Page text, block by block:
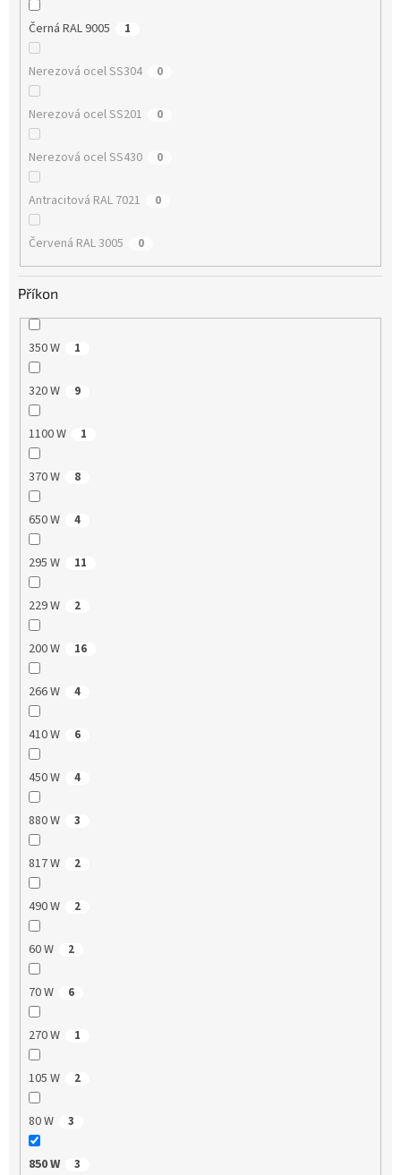
Černá RAL 9005 1
Nerezová ocel SS304 0
Nerezová ocel SS201 0
Nerezová ocel SS430 0
Antracitová RAL 7021 0
Červená RAL 3005 0
Příkon
350 W 1
320 W 9
1100 W 1
370 W 8
650 W 4
295 W 11
229 W 2
200 W 16
266 W 4
410 W 6
450 W 4
880 W 3
817 W 2
490 W 2
60 W 2
70 W 6
270 W 1
105 W 2
80 W 3
850 W 3